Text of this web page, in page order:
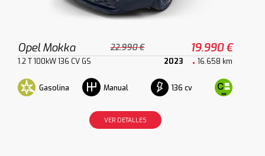
Opel Mokka 22.990 € 19.990 €
1.2 T 100kW 136 CV GS 2023 16.658 km
Gasolina Manual 136 cv
VER DETALLES